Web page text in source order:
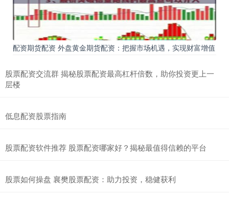
配资期货配资 外盘黄金期货配资：把握市场机遇，实现财富增值
股票配资交流群 揭秘股票配资最高杠杆倍数，助你投资更上一
层楼
低息配资股票指南
股票配资软件推荐 股票配资哪家好？揭秘最值得信赖的平台
股票如何操盘 襄樊股票配资：助力投资，稳健获利